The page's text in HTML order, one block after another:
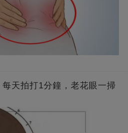
天拍打1分鐘，老花眼一掃